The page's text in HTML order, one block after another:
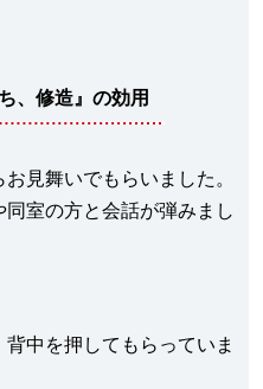
、修造』の効用
見舞いでもらいました。
室の方と会話が弾みまし
中を押してもらっていま